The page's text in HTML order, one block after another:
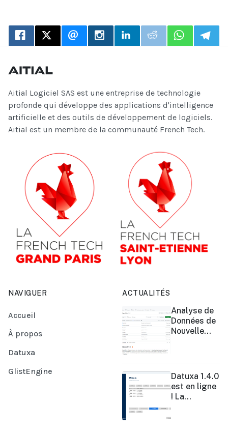
Aitial Logiciel SAS est une entreprise de technologie
profonde qui développe des applications d'intelligence
artificielle et des outils de développement de logiciels.
Aitial est un membre de la communauté French Tech.
NAVIGUER
Accueil
À propos
Datuxa
GlistEngine
ACTUALITÉS
Analyse de
Données de
Nouvelle
Datuxa 1.4.0
est en ligne
! La